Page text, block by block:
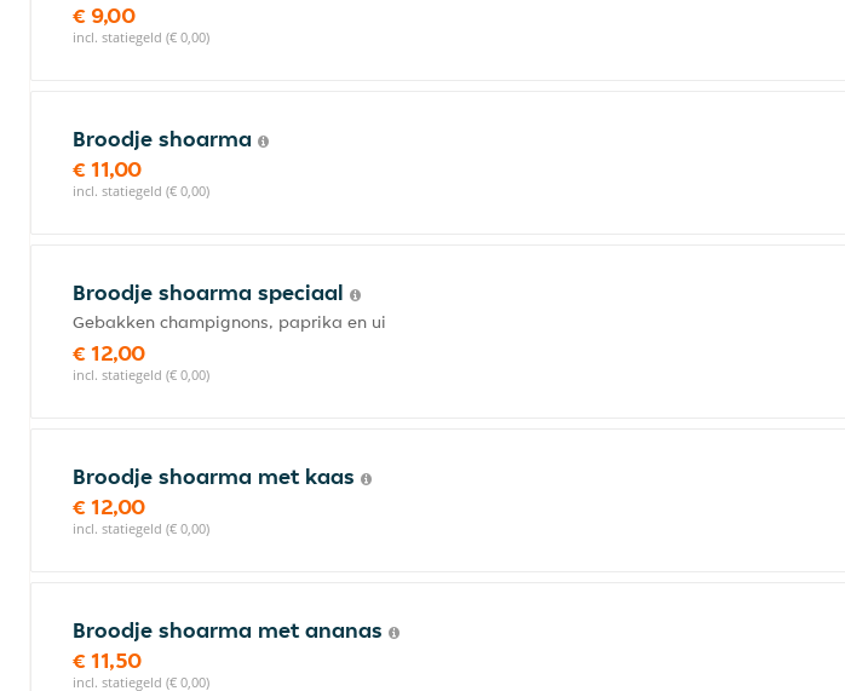
€ 9,00
incl. statiegeld (€ 0,00)
Broodje shoarma
€ 11,00
incl. statiegeld (€ 0,00)
Broodje shoarma speciaal
Gebakken champignons, paprika en ui
€ 12,00
incl. statiegeld (€ 0,00)
Broodje shoarma met kaas
€ 12,00
incl. statiegeld (€ 0,00)
Broodje shoarma met ananas
€ 11,50
incl. statiegeld (€ 0,00)